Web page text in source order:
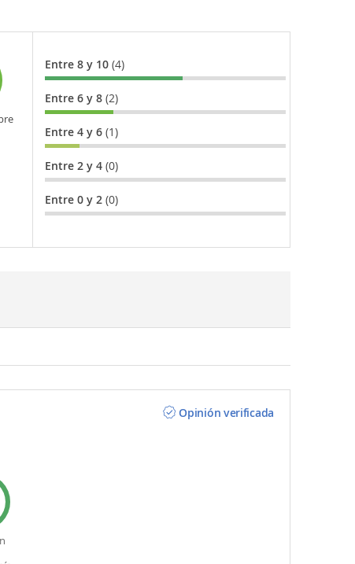
Entre 8 y 10 (4)
Entre 6 y 8 (2)
Entre 4 y 6 (1)
Entre 2 y 4 (0)
Entre 0 y 2 (0)
Opinión verificada